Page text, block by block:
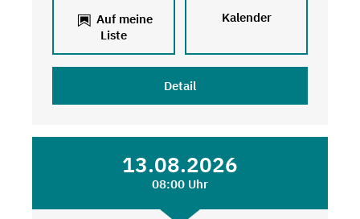
Auf meine
Liste
Kalender
Detail
13.08.2026
08:00 Uhr